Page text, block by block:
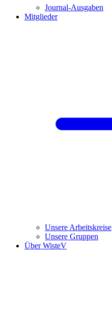
Journal-Ausgaben
Mitglieder
Unsere Arbeitskreise
Unsere Gruppen
Über WisteV